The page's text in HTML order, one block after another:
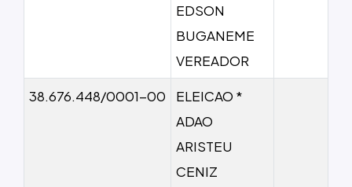
EDSON
BUGANEME
VEREADOR
38.676.448/0001-00
ELEICAO *
ADAO
ARISTEU
CENIZ